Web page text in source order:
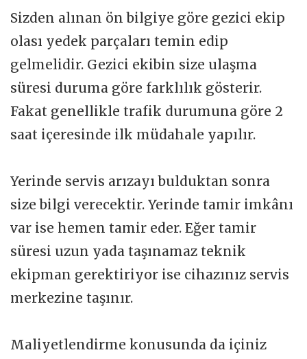
Sizden alınan ön bilgiye göre gezici ekip
olası yedek parçaları temin edip
gelmelidir. Gezici ekibin size ulaşma
süresi duruma göre farklılık gösterir.
Fakat genellikle trafik durumuna göre 2
saat içeresinde ilk müdahale yapılır.
Yerinde servis arızayı bulduktan sonra
size bilgi verecektir. Yerinde tamir imkânı
var ise hemen tamir eder. Eğer tamir
süresi uzun yada taşınamaz teknik
ekipman gerektiriyor ise cihazınız servis
merkezine taşınır.
Maliyetlendirme konusunda da içiniz